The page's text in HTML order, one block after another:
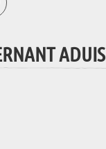
ADUIS